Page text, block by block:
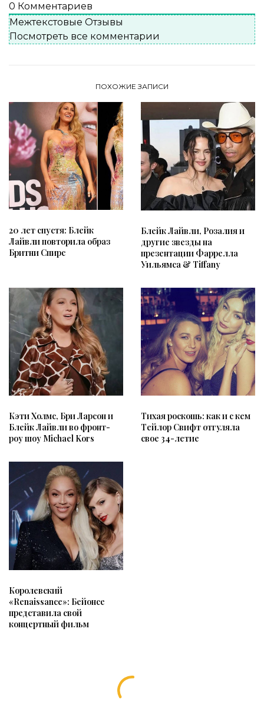
0 Комментариев
Межтекстовые Отзывы
Посмотреть все комментарии
ПОХОЖИЕ ЗАПИСИ
20 лет спустя: Блейк
Лайвли повторила образ
Бритни Спирс
Блейк Лайвли, Розалия и
другие звезды на
презентации Фаррелла
Уильямса & Tiffany
Кэти Холмс, Бри Ларсон и
Блейк Лайвли во фронт-
роу шоу Michael Kors
Тихая роскошь: как и с кем
Тейлор Свифт отгуляла
свое 34-летие
Королевский
«Renaissance»: Бейонсе
представила свой
концертный фильм